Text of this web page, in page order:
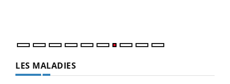
LES MALADIES